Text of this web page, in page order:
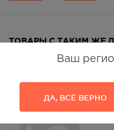
Ваш
ДА, ВСЁ ВЕРНО
ТОВАРЫ С ТАКИМ ЖЕ